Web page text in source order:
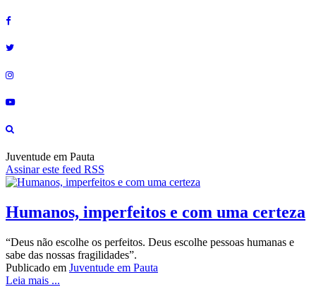
Juventude em Pauta
Assinar este feed RSS
Humanos, imperfeitos e com uma certeza
“Deus não escolhe os perfeitos. Deus escolhe pessoas humanas e
sabe das nossas fragilidades”.
Publicado em Juventude em Pauta
Leia mais ...